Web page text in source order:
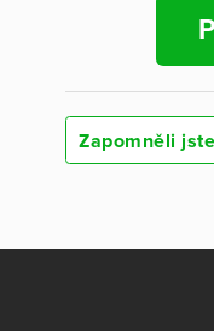
Zapomněli